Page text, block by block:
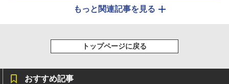
もっと関連記事を見る
トップページに戻る
おすすめ記事